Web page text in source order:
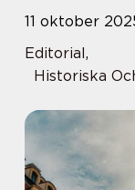
11 oktober
Editorial,
Historiska